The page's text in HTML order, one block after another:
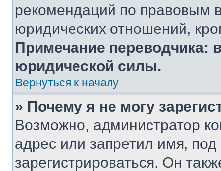
рекомендаций по правовым
юридических отношений,
Примечание переводчика:
юридической силы.
Вернуться к началу
» Почему я не могу
Возможно, администратор
адрес или запретил имя,
зарегистрироваться. Он